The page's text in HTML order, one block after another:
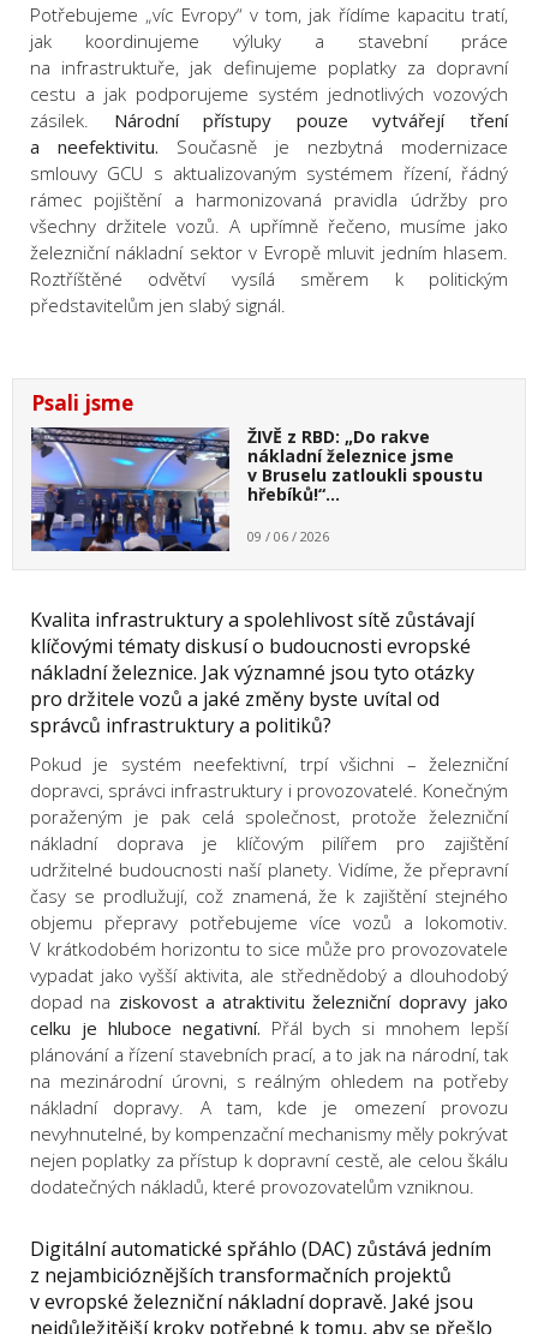
Potřebujeme „víc Evropy“ v tom, jak řídíme kapacitu tratí,
jak koordinujeme výluky a stavební práce
na infrastruktuře, jak definujeme poplatky za dopravní
cestu a jak podporujeme systém jednotlivých vozových
zásilek. Národní přístupy pouze vytvářejí tření
a neefektivitu. Současně je nezbytná modernizace
smlouvy GCU s aktualizovaným systémem řízení, řádný
rámec pojištění a harmonizovaná pravidla údržby pro
všechny držitele vozů. A upřímně řečeno, musíme jako
železniční nákladní sektor v Evropě mluvit jedním hlasem.
Roztříštěné odvětví vysílá směrem k politickým
představitelům jen slabý signál.
Psali jsme
ŽIVĚ z RBD: „Do rakve
nákladní železnice jsme
v Bruselu zatloukli spoustu
hřebíků!“…
09 / 06 / 2026
Kvalita infrastruktury a spolehlivost sítě zůstávají
klíčovými tématy diskusí o budoucnosti evropské
nákladní železnice. Jak významné jsou tyto otázky
pro držitele vozů a jaké změny byste uvítal od
správců infrastruktury a politiků?
Pokud je systém neefektivní, trpí všichni – železniční
dopravci, správci infrastruktury i provozovatelé. Konečným
poraženým je pak celá společnost, protože železniční
nákladní doprava je klíčovým pilířem pro zajištění
udržitelné budoucnosti naší planety. Vidíme, že přepravní
časy se prodlužují, což znamená, že k zajištění stejného
objemu přepravy potřebujeme více vozů a lokomotiv.
V krátkodobém horizontu to sice může pro provozovatele
vypadat jako vyšší aktivita, ale střednědobý a dlouhodobý
dopad na ziskovost a atraktivitu železniční dopravy jako
celku je hluboce negativní. Přál bych si mnohem lepší
plánování a řízení stavebních prací, a to jak na národní, tak
na mezinárodní úrovni, s reálným ohledem na potřeby
nákladní dopravy. A tam, kde je omezení provozu
nevyhnutelné, by kompenzační mechanismy měly pokrývat
nejen poplatky za přístup k dopravní cestě, ale celou škálu
dodatečných nákladů, které provozovatelům vzniknou.
Digitální automatické spřáhlo (DAC) zůstává jedním
z nejambicióznějších transformačních projektů
v evropské železniční nákladní dopravě. Jaké jsou
nejdůležitější kroky potřebné k tomu, aby se přešlo